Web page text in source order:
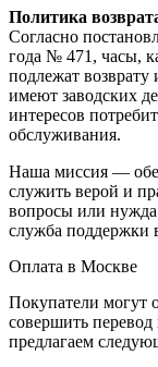
Политика
Согласно
года № 471, часы,
подлежат
имеют заводских
интересов
обслуживания.
Наша миссия —
служить верой и
вопросы или
служба поддержки
Оплата в Москве
Покупатели могут
совершить
предлагаем